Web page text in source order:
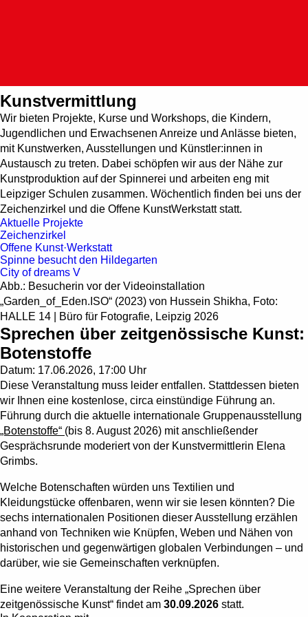
Kunstvermittlung
Wir bieten Projekte, Kurse und Workshops, die Kindern,
Jugendlichen und Erwachsenen Anreize und Anlässe bieten,
mit Kunstwerken, Ausstellungen und Künstler:innen in
Austausch zu treten. Dabei schöpfen wir aus der Nähe zur
Kunstproduktion auf der Spinnerei und arbeiten eng mit
Leipziger Schulen zusammen. Wöchentlich finden bei uns der
Zeichenzirkel und die Offene KunstWerkstatt statt.
Aktuelle Projekte
Zeichenzirkel
Offene Kunst·Werkstatt
Spinne besucht den Hildegarten
City of dreams V
Abb.: Besucherin vor der Videoinstallation
„Garden_of_Eden.ISO“ (2023) von Hussein Shikha, Foto:
HALLE 14 | Büro für Fotografie, Leipzig 2026
Sprechen über zeitgenössische Kunst:
Botenstoffe
Datum: 17.06.2026, 17:00 Uhr
Diese Veranstaltung muss leider entfallen. Stattdessen bieten
wir Ihnen eine kostenlose, circa einstündige Führung an.
Führung durch die aktuelle internationale Gruppenausstellung
„Botenstoffe“ (bis 8. August 2026) mit anschließender
Gesprächsrunde moderiert von der Kunstvermittlerin Elena
Grimbs.
Welche Botenschaften würden uns Textilien und
Kleidungstücke offenbaren, wenn wir sie lesen könnten? Die
sechs internationalen Positionen dieser Ausstellung erzählen
anhand von Techniken wie Knüpfen, Weben und Nähen von
historischen und gegenwärtigen globalen Verbindungen – und
darüber, wie sie Gemeinschaften verknüpfen.
Eine weitere Veranstaltung der Reihe „Sprechen über
zeitgenössische Kunst“ findet am 30.09.2026 statt.